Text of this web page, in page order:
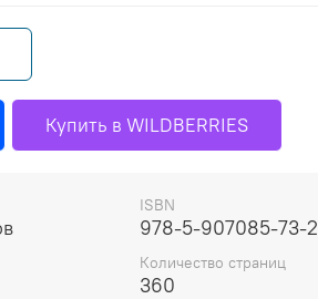
Купить в WILDBERRIES
ISBN
978-5-907085-73-2
Количество страниц
360